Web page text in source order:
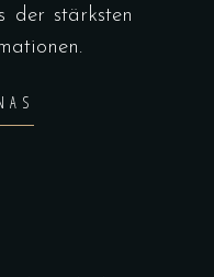
der stärksten